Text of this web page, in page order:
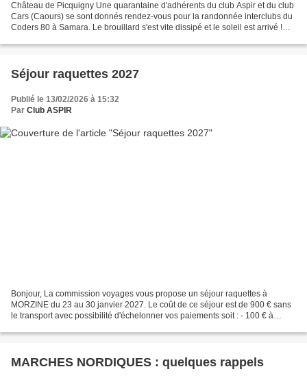
Château de Picquigny Une quarantaine d'adhérents du club Aspir et du club
Cars (Caours) se sont donnés rendez-vous pour la randonnée interclubs du
Coders 80 à Samara. Le brouillard s'est vite dissipé et le soleil est arrivé !
Séjour raquettes 2027
Publié le 13/02/2026 à 15:32
Par Club ASPIR
Bonjour, La commission voyages vous propose un séjour raquettes à
MORZINE du 23 au 30 janvier 2027. Le coût de ce séjour est de 900 € sans
le transport avec possibilité d'échelonner vos paiements soit : - 100 € à
MARCHES NORDIQUES : quelques rappels